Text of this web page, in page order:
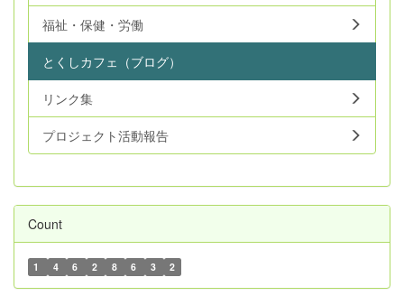
福祉・保健・労働
とくしカフェ（ブログ）
リンク集
プロジェクト活動報告
Count
1 4 6 2 8 6 3 2